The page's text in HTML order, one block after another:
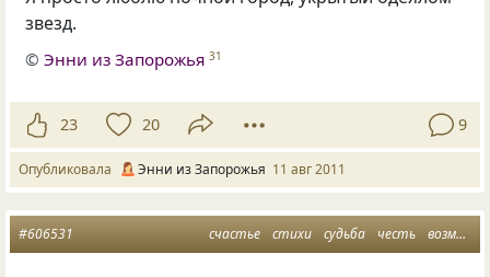
звезд.
©Энни из Запорожья 31
23 20 9
Опубликовала Энни из Запорожья 11 авг 2011
счастье стихи судьба честь возмездие
#606531